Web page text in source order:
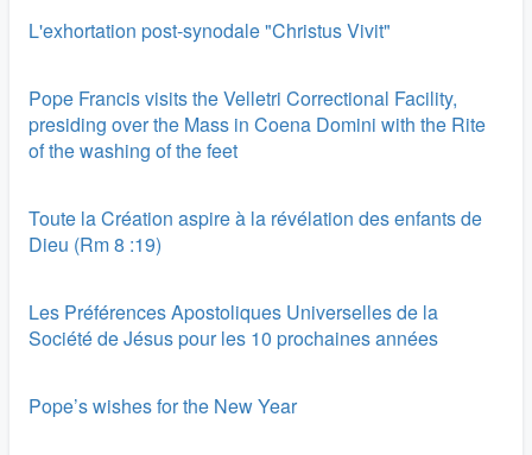
L'exhortation post-synodale "Christus Vivit"
Pope Francis visits the Velletri Correctional Facility,
presiding over the Mass in Coena Domini with the Rite
of the washing of the feet
Toute la Création aspire à la révélation des enfants de
Dieu (Rm 8 :19)
Les Préférences Apostoliques Universelles de la
Société de Jésus pour les 10 prochaines années
Pope’s wishes for the New Year